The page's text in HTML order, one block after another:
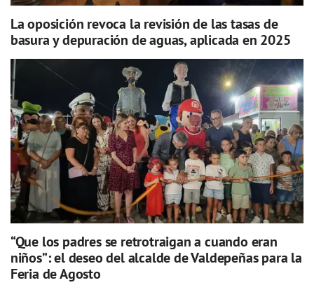
La oposición revoca la revisión de las tasas de
basura y depuración de aguas, aplicada en 2025
“Que los padres se retrotraigan a cuando eran
niños”: el deseo del alcalde de Valdepeñas para la
Feria de Agosto